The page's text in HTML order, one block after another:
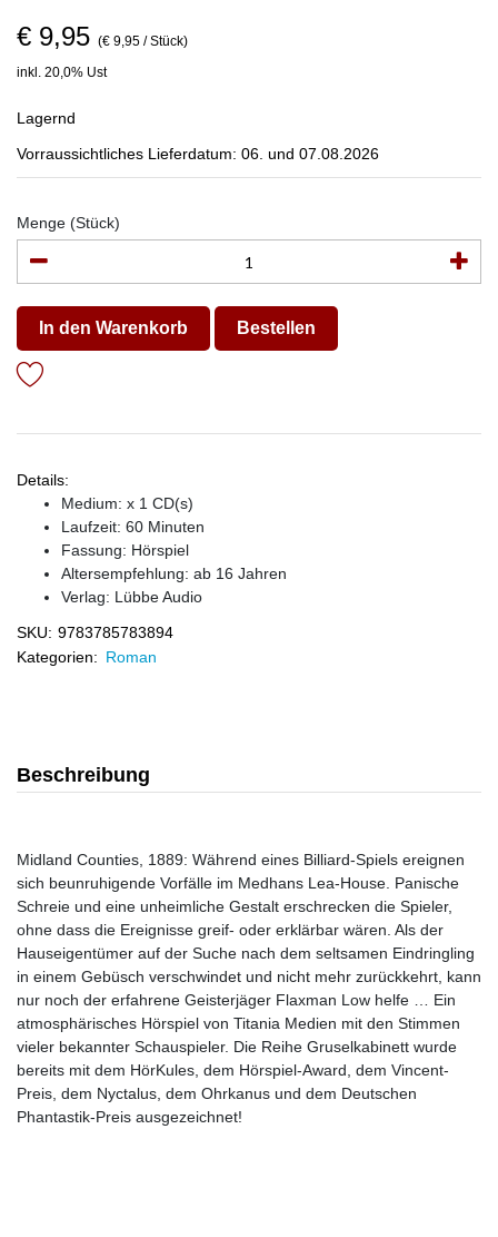
€ 9,95 (€ 9,95 / Stück)
inkl. 20,0% Ust
Lagernd
Vorraussichtliches Lieferdatum: 06. und 07.08.2026
Menge (Stück)
In den Warenkorb Bestellen
Details:
Medium: x 1 CD(s)
Laufzeit: 60 Minuten
Fassung: Hörspiel
Altersempfehlung: ab 16 Jahren
Verlag: Lübbe Audio
SKU: 9783785783894
Kategorien: Roman
Beschreibung
Midland Counties, 1889: Während eines Billiard-Spiels ereignen
sich beunruhigende Vorfälle im Medhans Lea-House. Panische
Schreie und eine unheimliche Gestalt erschrecken die Spieler,
ohne dass die Ereignisse greif- oder erklärbar wären. Als der
Hauseigentümer auf der Suche nach dem seltsamen Eindringling
in einem Gebüsch verschwindet und nicht mehr zurückkehrt, kann
nur noch der erfahrene Geisterjäger Flaxman Low helfe … Ein
atmosphärisches Hörspiel von Titania Medien mit den Stimmen
vieler bekannter Schauspieler. Die Reihe Gruselkabinett wurde
bereits mit dem HörKules, dem Hörspiel-Award, dem Vincent-
Preis, dem Nyctalus, dem Ohrkanus und dem Deutschen
Phantastik-Preis ausgezeichnet!